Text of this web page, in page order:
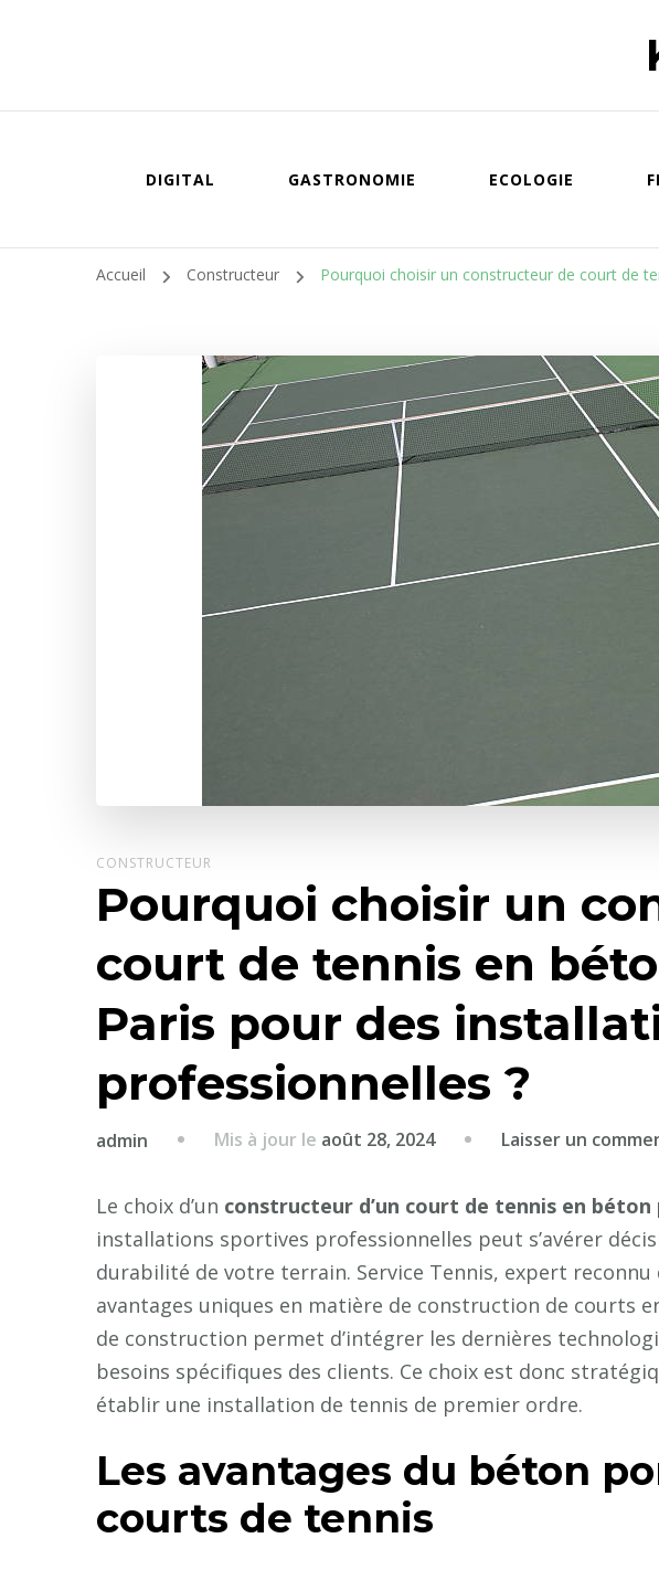
DIGITAL GASTRONOMIE ECOLOGIE
Accueil Constructeur Pourquoi choisir un constructeur de court de
CONSTRUCTEUR
Pourquoi choisir un
court de tennis en
Paris pour des
professionnelles ?
admin Mis à jour le août 28, 2024 Laisser un
Le choix d’un constructeur d’un court de tennis en béton
installations sportives professionnelles peut s’avérer
durabilité de votre terrain. Service Tennis, expert reconnu
avantages uniques en matière de construction de courts
de construction permet d’intégrer les dernières
besoins spécifiques des clients. Ce choix est donc
établir une installation de tennis de premier ordre.
Les avantages du béton
courts de tennis